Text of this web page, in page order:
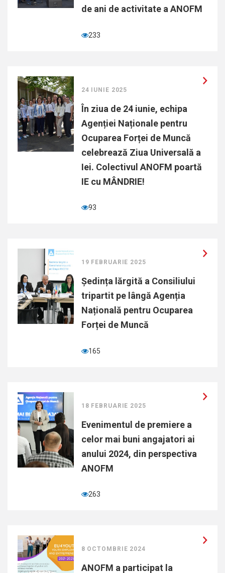
de ani de activitate a ANOFM
233
24 IUNIE 2025
În ziua de 24 iunie, echipa
Agenției Naționale pentru
Ocuparea Forței de Muncă
celebrează Ziua Universală a
Iei. Colectivul ANOFM poartă
IE cu MÂNDRIE!
93
19 FEBRUARIE 2025
Ședința lărgită a Consiliului
tripartit pe lângă Agenția
Națională pentru Ocuparea
Forței de Muncă
165
18 FEBRUARIE 2025
Evenimentul de premiere a
celor mai buni angajatori ai
anului 2024, din perspectiva
ANOFM
263
8 OCTOMBRIE 2024
ANOFM a participat la